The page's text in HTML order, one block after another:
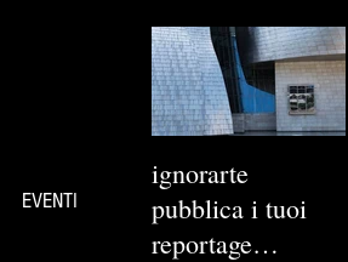
EVENTI
ignorarte
pubblica i tuoi
reportage